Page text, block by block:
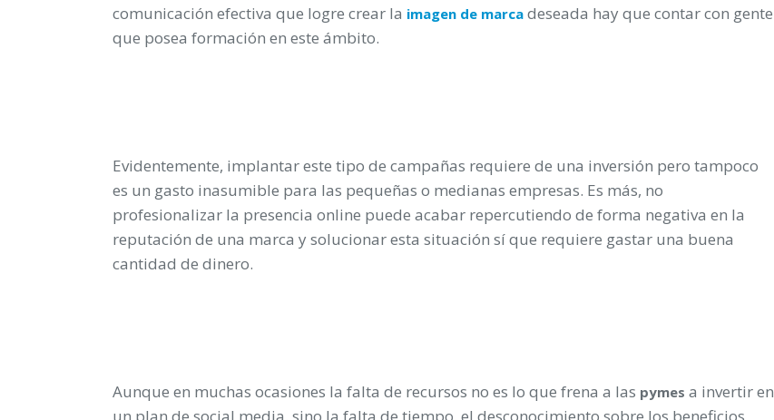
comunicación efectiva que logre crear la imagen de marca deseada hay que contar con gente
que posea formación en este ámbito.
Evidentemente, implantar este tipo de campañas requiere de una inversión pero tampoco
es un gasto inasumible para las pequeñas o medianas empresas. Es más, no
profesionalizar la presencia online puede acabar repercutiendo de forma negativa en la
reputación de una marca y solucionar esta situación sí que requiere gastar una buena
cantidad de dinero.
Aunque en muchas ocasiones la falta de recursos no es lo que frena a las pymes a invertir en